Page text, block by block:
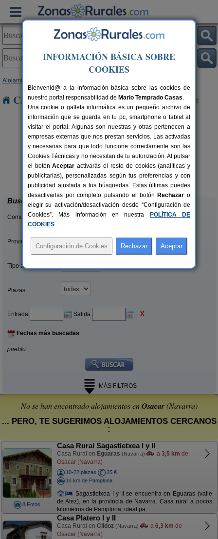
Alojamientos
Casas Rurales cerca de Osacar
24-36+14 pers.
desde28 €
Hotel Rural Quinto Real
Eugi (Navarra)
Buscar
Comunidades:
Provincias/Islas:
Tipo alquiler:
Plazas:
Entrada: Salida: X
Fechas más buscadas
pueblo:
MÁS FILTROS
No se han encontrado alojamientos enOsacar(Navarra)
... PERO, TE SUGERIMOS ALOJAMIENTOS CERCANOS
:
8 Fotos
Casa Rural Sagastietxea I y II
Casa Rural en Eguaras (Navarra) a 3,5 km de
Osacar (Navarra)
10-22 plazas
25 €
14 km de Pamplona
Sagastietxea I y II se encuentra en Eguaras (valle
de Atez), en la provincia de Navarra. Casa rural a pocos
kilometros de Pamplona, ideal pa ...
Casa Platero I y II
Casa Rural en Cildoz (Navarra) a 6,3 km de
Osacar (Navarra)
INFORMACIÓN BÁSICA SOBRE
COOKIES
Bienvenid@ a la información básica sobre las cookies de
nuestro portal responsabilidad de Mario Temprado Casas.
Una cookie o galleta informática es un pequeño archivo de
información que se guarda en tu pc, smartphone o tablet al
visitar el portal. Algunas son nuestras y otras pertenecen a
empresas externas que nos prestan servicios. Las activadas
y necesarias para que todo funcione correctamente son las
Cookies Técnicas y no necesitan de tu autorización. Al pulsar
el botónAceptar activarás el resto de cookies (analíticas y
publicitarias), personalizadas según tus preferencias y con
publicidad ajustada a tus búsquedas. Estas últimas puedes
desactivarlas por completo pulsando el botón Rechazar o
elegir su activación/desactivación desde “Configuración de
Cookies”. Más información en nuestra
POLÍTICA DE
COOKIES.